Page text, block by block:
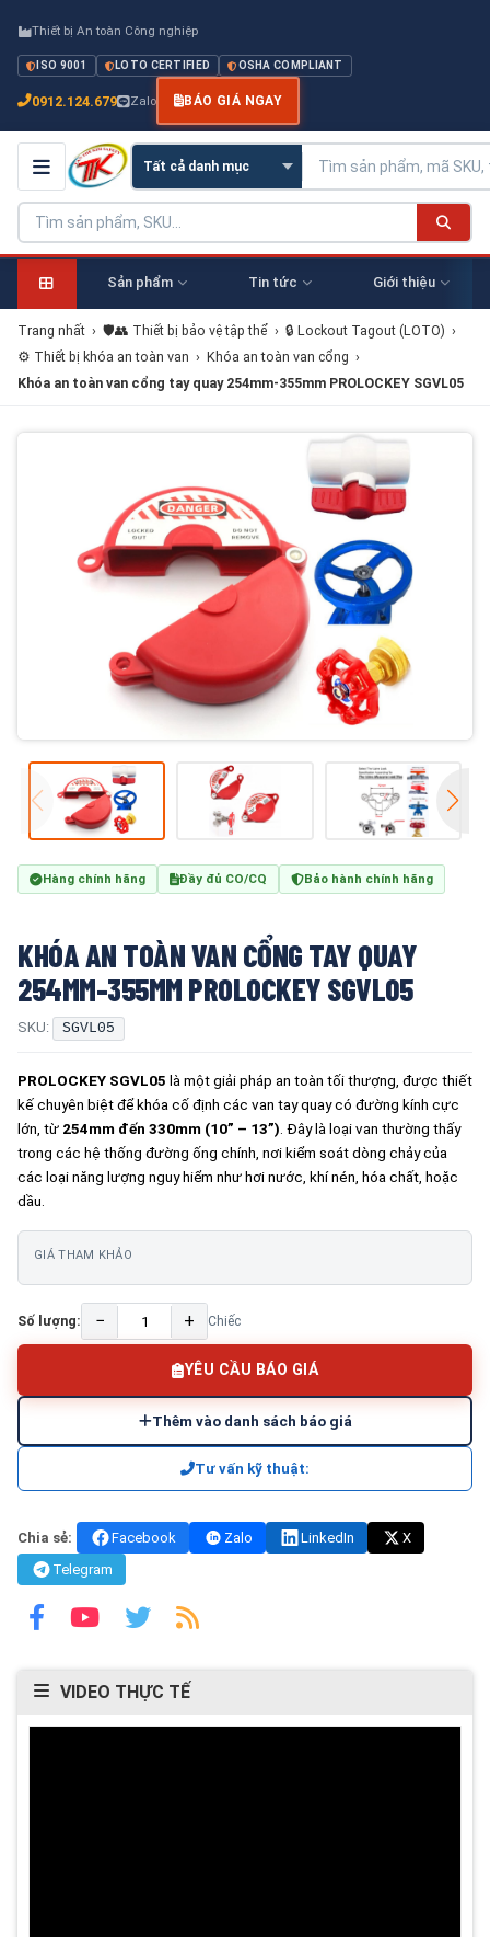
Thiết bị An toàn Công nghiệp
ISO 9001 LOTO CERTIFIED OSHA COMPLIANT
0912.124.679 Zalo BÁO GIÁ NGAY
Sản phẩm Tin tức Giới thiệu
Trang nhất › 🛡️👥 Thiết bị bảo vệ tập thể › 🔒 Lockout Tagout (LOTO) ›
⚙️ Thiết bị khóa an toàn van › Khóa an toàn van cổng ›
Khóa an toàn van cổng tay quay 254mm-355mm PROLOCKEY SGVL05
Hàng chính hãng Đầy đủ CO/CQ Bảo hành chính hãng
KHÓA AN TOÀN VAN CỔNG TAY QUAY
254MM-355MM PROLOCKEY SGVL05
SKU: SGVL05
PROLOCKEY SGVL05 là một giải pháp an toàn tối thượng, được thiết
kế chuyên biệt để khóa cố định các van tay quay có đường kính cực
lớn, từ 254mm đến 330mm (10” – 13”) . Đây là loại van thường thấy
trong các hệ thống đường ống chính, nơi kiểm soát dòng chảy của
các loại năng lượng nguy hiểm như hơi nước, khí nén, hóa chất, hoặc
dầu.
GIÁ THAM KHẢO
Số lượng: − + Chiếc
YÊU CẦU BÁO GIÁ
Thêm vào danh sách báo giá
Tư vấn kỹ thuật:
Chia sẻ: Facebook Zalo LinkedIn
X
Telegram
VIDEO THỰC TẾ